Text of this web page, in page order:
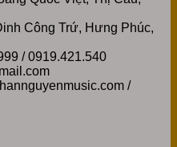
Công Trứ, Hưng Phúc,
/ 0919.421.540
/